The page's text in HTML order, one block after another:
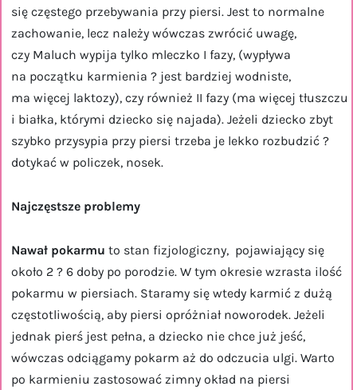
się częstego przebywania przy piersi. Jest to normalne
zachowanie, lecz należy wówczas zwrócić uwagę,
czy Maluch wypija tylko mleczko I fazy, (wypływa
na początku karmienia ? jest bardziej wodniste,
ma więcej laktozy), czy również II fazy (ma więcej tłuszczu
i białka, którymi dziecko się najada). Jeżeli dziecko zbyt
szybko przysypia przy piersi trzeba je lekko rozbudzić ?
dotykać w policzek, nosek.
Najczęstsze problemy
Nawał pokarmu to stan fizjologiczny, pojawiający się
około 2 ? 6 doby po porodzie. W tym okresie wzrasta ilość
pokarmu w piersiach. Staramy się wtedy karmić z dużą
częstotliwością, aby piersi opróżniał noworodek. Jeżeli
jednak pierś jest pełna, a dziecko nie chce już jeść,
wówczas odciągamy pokarm aż do odczucia ulgi. Warto
po karmieniu zastosować zimny okład na piersi